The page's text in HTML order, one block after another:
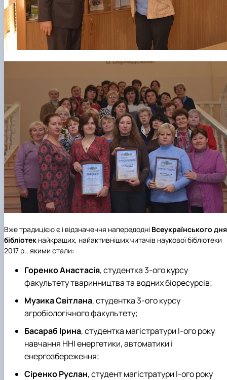
Вже традицією є і відзначення напередодні Всеукраїнського дня
бібліотек найкращих, найактивніших читачів наукової бібліотеки
2017 р., якими стали:
Горенко Анастасія, студентка 3-ого курсу
факультету тваринництва та водних біоресурсів;
Музика Світлана, студентка 3-ого курсу
агробіологічного факультету;
Басараб Ірина, студентка магістратури І-ого року
навчання ННІ енергетики, автоматики і
енергозбереження;
Сіренко Руслан, студент магістратури І-ого року